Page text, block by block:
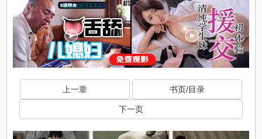
上一章 书页/目录
下一页